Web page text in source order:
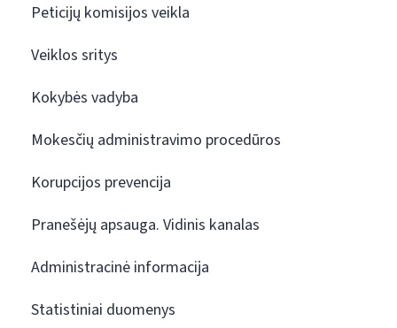
Peticijų komisijos veikla
Veiklos sritys
Kokybės vadyba
Mokesčių administravimo procedūros
Korupcijos prevencija
Pranešėjų apsauga. Vidinis kanalas
Administracinė informacija
Statistiniai duomenys